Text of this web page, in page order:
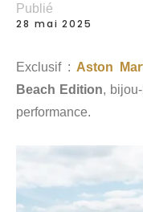
Publié
28 mai 2025
Exclusif : Aston
Beach Edition,
performance.